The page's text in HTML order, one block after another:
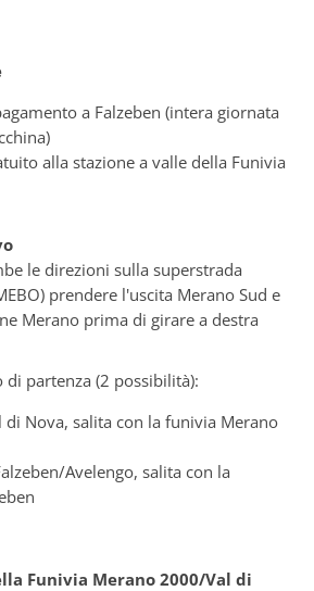
a Falzeben (intera giornata
alla stazione a valle della Funivia
le direzioni sulla superstrada
prendere l'uscita Merano Sud e
Merano prima di girare a destra
partenza (2 possibilità):
di Nova, salita con la funivia Merano
Avelengo, salita con la
Funivia Merano 2000/Val di